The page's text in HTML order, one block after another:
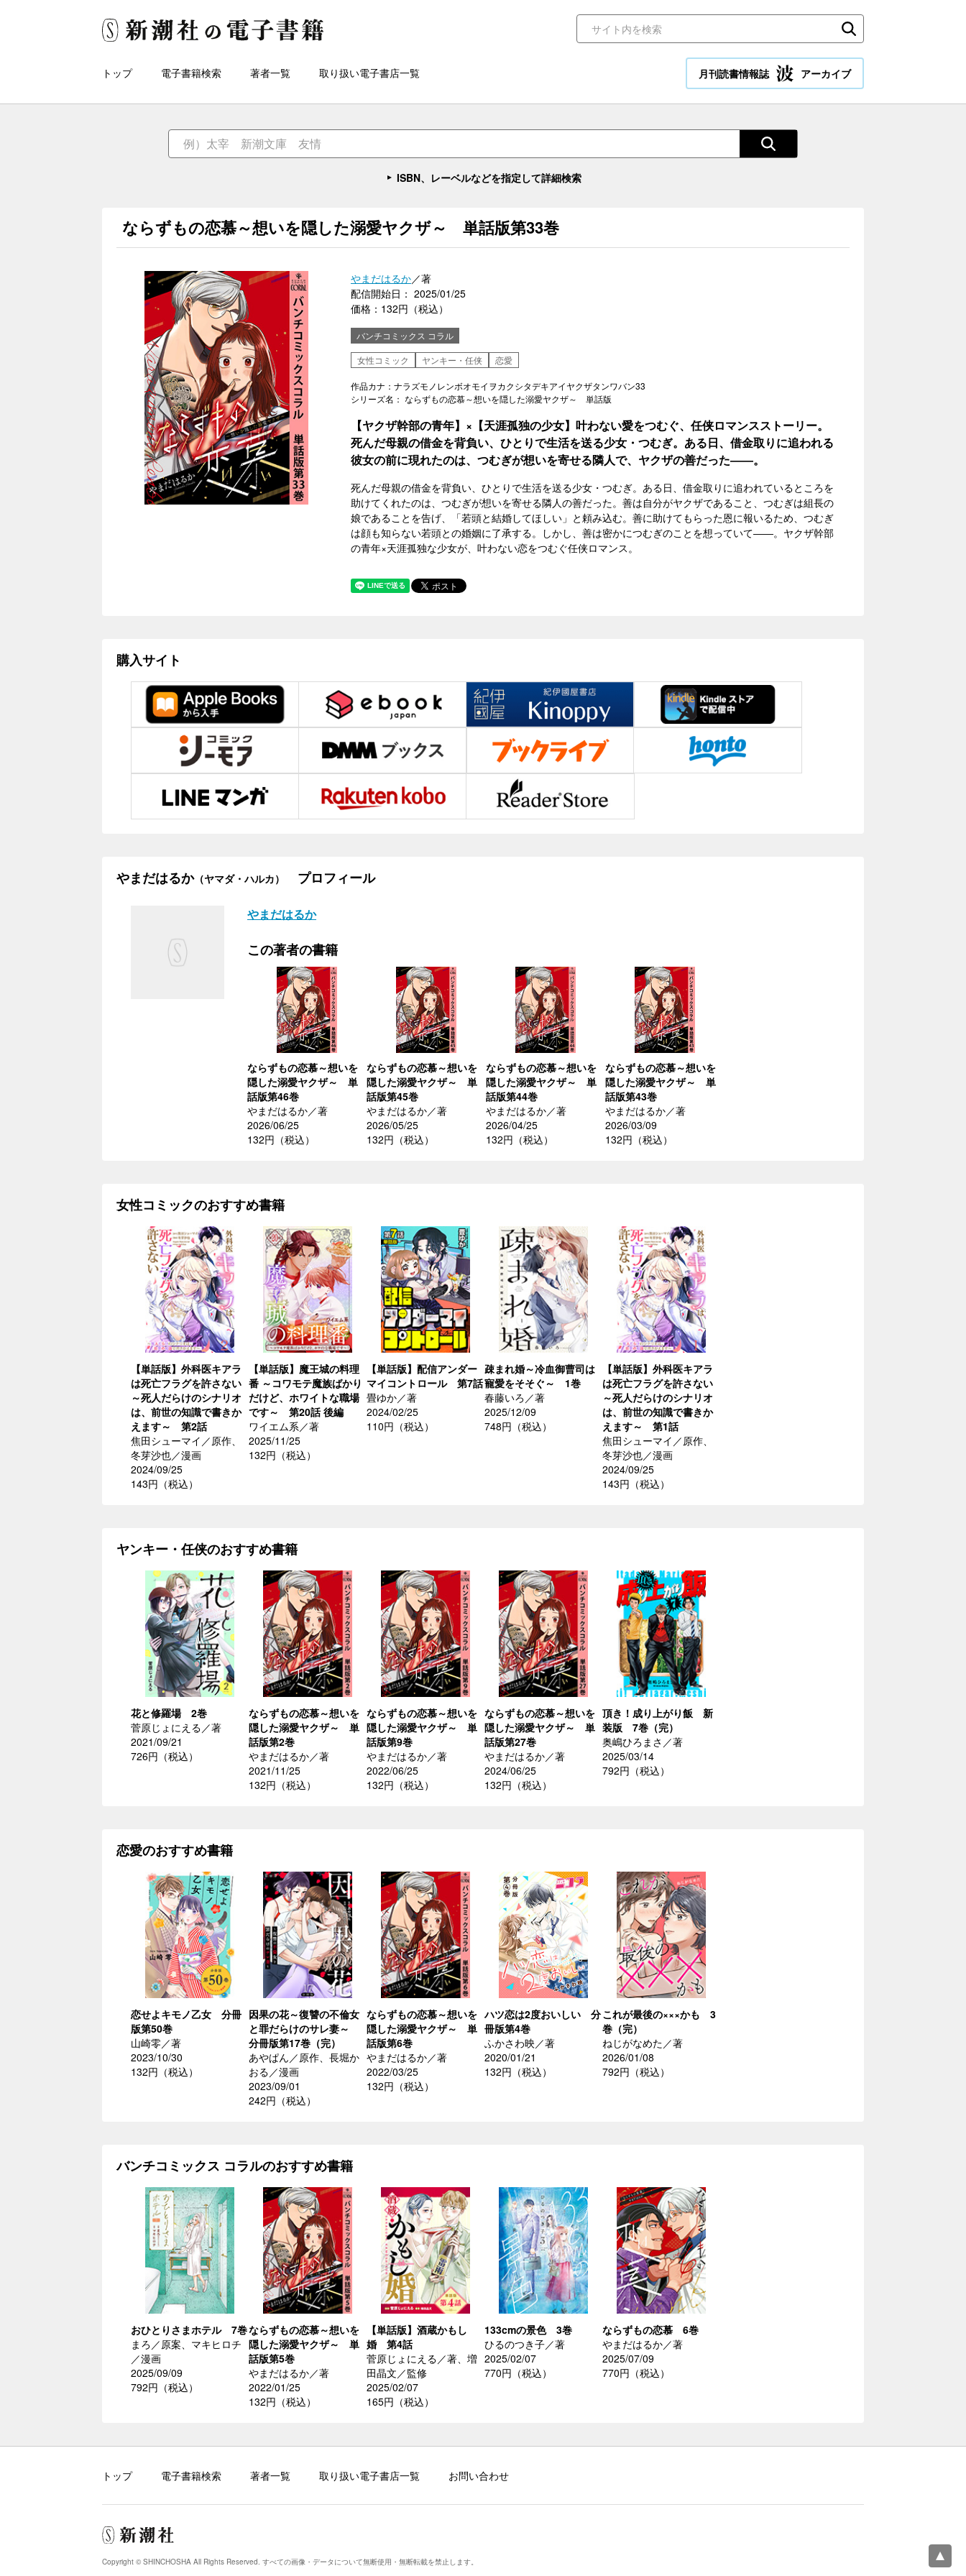
トップ 電子書籍検索 著者一覧 取り扱い電子書店一覧 月刊読書情報誌 アーカイブ
ISBN、レーベルなどを指定して詳細検索
ならずもの恋慕～想いを隠した溺愛ヤクザ～ 単話版第33巻
やまだはるか／著
配信開始日： 2025/01/25
価格：132円（税込）
バンチコミックス コラル
女性コミック
ヤンキー・任侠 恋愛
作品カナ：ナラズモノレンボオモイヲカクシタデキアイヤクザタンワバン33
シリーズ名： ならずもの恋慕～想いを隠した溺愛ヤクザ～ 単話版
【ヤクザ幹部の青年】×【天涯孤独の少女】叶わない愛をつむぐ、任侠ロマンスストーリー。
死んだ母親の借金を背負い、ひとりで生活を送る少女・つむぎ。ある日、借金取りに追われる
彼女の前に現れたのは、つむぎが想いを寄せる隣人で、ヤクザの善だった――。
死んだ母親の借金を背負い、ひとりで生活を送る少女・つむぎ。ある日、借金取りに追われているところを
助けてくれたのは、つむぎが想いを寄せる隣人の善だった。善は自分がヤクザであること、つむぎは組長の
娘であることを告げ、「若頭と結婚してほしい」と頼み込む。善に助けてもらった恩に報いるため、つむぎ
は顔も知らない若頭との婚姻に了承する。しかし、善は密かにつむぎのことを想っていて――。ヤクザ幹部
の青年×天涯孤独な少女が、叶わない恋をつむぐ任侠ロマンス。
購入サイト
やまだはるか（ヤマダ・ハルカ） プロフィール
やまだはるか
この著者の書籍
ならずもの恋慕～想いを
隠した溺愛ヤクザ～ 単
話版第46巻
やまだはるか／著
2026/06/25
132円（税込）
ならずもの恋慕～想いを
隠した溺愛ヤクザ～ 単
話版第45巻
やまだはるか／著
2026/05/25
132円（税込）
ならずもの恋慕～想いを
隠した溺愛ヤクザ～ 単
話版第44巻
やまだはるか／著
2026/04/25
132円（税込）
ならずもの恋慕～想いを
隠した溺愛ヤクザ～ 単
話版第43巻
やまだはるか／著
2026/03/09
132円（税込）
女性コミックのおすすめ書籍
【単話版】外科医キアラ
は死亡フラグを許さない
～死人だらけのシナリオ
は、前世の知識で書きか
えます～ 第2話
焦田シューマイ／原作、
冬芽沙也／漫画
2024/09/25
143円（税込）
【単話版】魔王城の料理
番 ～コワモテ魔族ばかり
だけど、ホワイトな職場
です～ 第20話 後編
ワイエム系／著
2025/11/25
132円（税込）
【単話版】配信アンダー
マイコントロール 第7話
畳ゆか／著
2024/02/25
110円（税込）
疎まれ婚～冷血御曹司は
寵愛をそそぐ～ 1巻
春藤いろ／著
2025/12/09
748円（税込）
【単話版】外科医キアラ
は死亡フラグを許さない
～死人だらけのシナリオ
は、前世の知識で書きか
えます～ 第1話
焦田シューマイ／原作、
冬芽沙也／漫画
2024/09/25
143円（税込）
ヤンキー・任侠のおすすめ書籍
花と修羅場 2巻
菅原じょにえる／著
2021/09/21
726円（税込）
ならずもの恋慕～想いを
隠した溺愛ヤクザ～ 単
話版第2巻
やまだはるか／著
2021/11/25
132円（税込）
ならずもの恋慕～想いを
隠した溺愛ヤクザ～ 単
話版第9巻
やまだはるか／著
2022/06/25
132円（税込）
ならずもの恋慕～想いを
隠した溺愛ヤクザ～ 単
話版第27巻
やまだはるか／著
2024/06/25
132円（税込）
頂き！成り上がり飯 新
装版 7巻（完）
奥嶋ひろまさ／著
2025/03/14
792円（税込）
恋愛のおすすめ書籍
恋せよキモノ乙女 分冊
版第50巻
山崎零／著
2023/10/30
132円（税込）
因果の花～復讐の不倫女
と罪だらけのサレ妻～
分冊版第17巻（完）
あやぱん／原作、長堀か
おる／漫画
2023/09/01
242円（税込）
ならずもの恋慕～想いを
隠した溺愛ヤクザ～ 単
話版第6巻
やまだはるか／著
2022/03/25
132円（税込）
ハツ恋は2度おいしい 分
冊版第4巻
ふかさわ映／著
2020/01/21
132円（税込）
これが最後の×××かも 3
巻（完）
ねじがなめた／著
2026/01/08
792円（税込）
バンチコミックス コラルのおすすめ書籍
おひとりさまホテル 7巻
まろ／原案、マキヒロチ
／漫画
2025/09/09
792円（税込）
ならずもの恋慕～想いを
隠した溺愛ヤクザ～ 単
話版第5巻
やまだはるか／著
2022/01/25
132円（税込）
【単話版】酒蔵かもし
婚 第4話
菅原じょにえる／著、増
田晶文／監修
2025/02/07
165円（税込）
133cmの景色 3巻
ひるのつき子／著
2025/02/07
770円（税込）
ならずもの恋慕 6巻
やまだはるか／著
2025/07/09
770円（税込）
トップ 電子書籍検索 著者一覧 取り扱い電子書店一覧 お問い合わせ
Copyright © SHINCHOSHA All Rights Reserved. すべての画像・データについて無断使用・無断転載を禁止します。